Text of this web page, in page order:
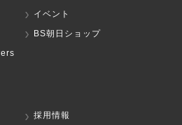
イベント
BS朝日ショップ
採用情報